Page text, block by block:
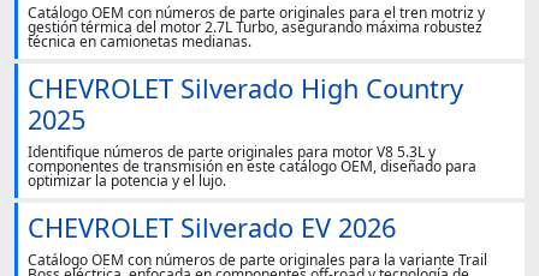
Catálogo OEM con números de parte originales para el tren motriz y
gestión térmica del motor 2.7L Turbo, asegurando máxima robustez
técnica en camionetas medianas.
CHEVROLET Silverado High Country
2025
Identifique números de parte originales para motor V8 5.3L y
componentes de transmisión en este catálogo OEM, diseñado para
optimizar la potencia y el lujo.
CHEVROLET Silverado EV 2026
Catálogo OEM con números de parte originales para la variante Trail